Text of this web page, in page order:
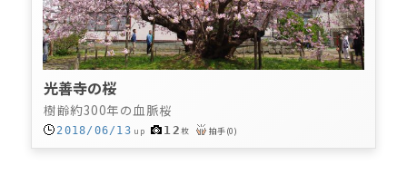
光善寺の桜
樹齢約300年の血脈桜
2018/06/13 up 12枚 拍手(0)